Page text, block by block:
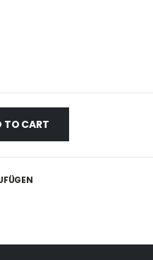
TO CART